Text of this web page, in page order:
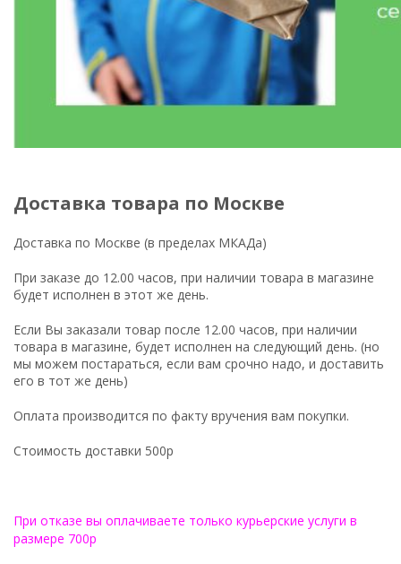
Доставка товара по Москве
Доставка по Москве (в пределах МКАДа)
При заказе до 12.00 часов, при наличии товара в магазине
будет исполнен в этот же день.
Если Вы заказали товар после 12.00 часов, при наличии
товара в магазине, будет исполнен на следующий день. (но
мы можем постараться, если вам срочно надо, и доставить
его в тот же день)
Оплата производится по факту вручения вам покупки.
Стоимость доставки 500р
При отказе вы оплачиваете только курьерские услуги в
размере 700р